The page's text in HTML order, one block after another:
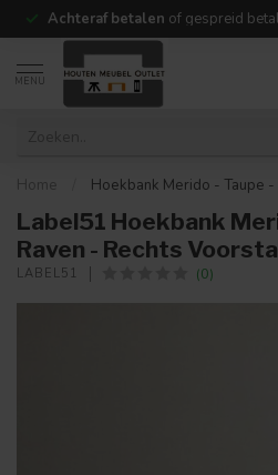
Achteraf betalen of gespreid
MENU
Home Hoekbank Merido - Taupe
Label51 Hoekbank
Raven - Rechts
LABEL51 (0)